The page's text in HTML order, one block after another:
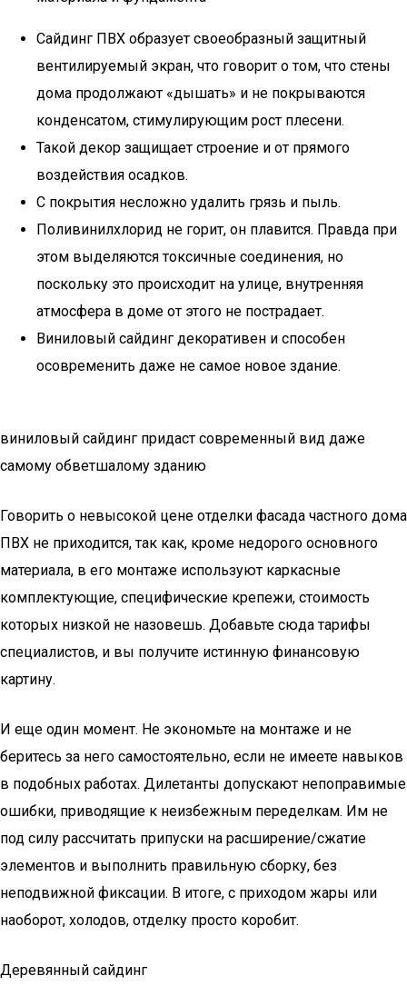
Сайдинг ПВХ образует своеобразный защитный
вентилируемый экран, что говорит о том, что стены
дома продолжают «дышать» и не покрываются
конденсатом, стимулирующим рост плесени.
Такой декор защищает строение и от прямого
воздействия осадков.
С покрытия несложно удалить грязь и пыль.
Поливинилхлорид не горит, он плавится. Правда при
этом выделяются токсичные соединения, но
поскольку это происходит на улице, внутренняя
атмосфера в доме от этого не пострадает.
Виниловый сайдинг декоративен и способен
осовременить даже не самое новое здание.
виниловый сайдинг придаст современный вид даже
самому обветшалому зданию
Говорить о невысокой цене отделки фасада частного дома
ПВХ не приходится, так как, кроме недорого основного
материала, в его монтаже используют каркасные
комплектующие, специфические крепежи, стоимость
которых низкой не назовешь. Добавьте сюда тарифы
специалистов, и вы получите истинную финансовую
картину.
И еще один момент. Не экономьте на монтаже и не
беритесь за него самостоятельно, если не имеете навыков
в подобных работах. Дилетанты допускают непоправимые
ошибки, приводящие к неизбежным переделкам. Им не
под силу рассчитать припуски на расширение/сжатие
элементов и выполнить правильную сборку, без
неподвижной фиксации. В итоге, с приходом жары или
наоборот, холодов, отделку просто коробит.
Деревянный сайдинг